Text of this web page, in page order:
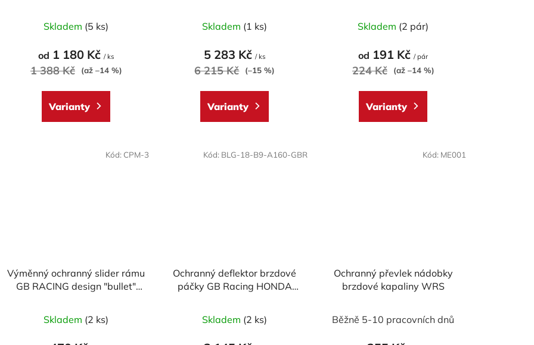
Skladem (5 ks)
od 1 180 Kč / ks
1 388 Kč (až –14 %)
Varianty
hodnocení
produktu
je
5
Skladem (1 ks)
5 283 Kč / ks
6 215 Kč (–15 %)
Varianty
hodnocení
produktu
5
Skladem (2 pár)
od 191 Kč/ pár
224 Kč (až –14 %)
Varianty
Výměnný ochranný slider rámu
GB RACING design "bullet"
Skladem (2 ks)
Kód: CPM-3
Ochranný deflektor brzdové
páčky GB Racing HONDA
Skladem (2 ks)
Kód: BLG-18-B9-A160-GBR
Ochranný převlek nádobky
brzdové kapaliny WRS
Běžně 5-10 pracovních dnů
Kód: ME001